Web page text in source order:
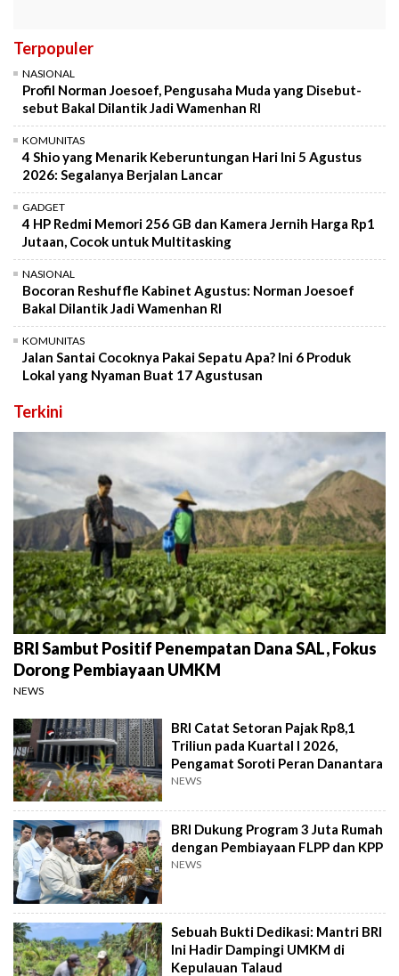
Terpopuler
NASIONAL
Profil Norman Joesoef, Pengusaha Muda yang Disebut-
sebut Bakal Dilantik Jadi Wamenhan RI
KOMUNITAS
4 Shio yang Menarik Keberuntungan Hari Ini 5 Agustus
2026: Segalanya Berjalan Lancar
GADGET
4 HP Redmi Memori 256 GB dan Kamera Jernih Harga Rp1
Jutaan, Cocok untuk Multitasking
NASIONAL
Bocoran Reshuffle Kabinet Agustus: Norman Joesoef
Bakal Dilantik Jadi Wamenhan RI
KOMUNITAS
Jalan Santai Cocoknya Pakai Sepatu Apa? Ini 6 Produk
Lokal yang Nyaman Buat 17 Agustusan
Terkini
BRI Sambut Positif Penempatan Dana SAL, Fokus
Dorong Pembiayaan UMKM
NEWS
BRI Catat Setoran Pajak Rp8,1
Triliun pada Kuartal I 2026,
Pengamat Soroti Peran Danantara
NEWS
BRI Dukung Program 3 Juta Rumah
dengan Pembiayaan FLPP dan KPP
NEWS
Sebuah Bukti Dedikasi: Mantri BRI
Ini Hadir Dampingi UMKM di
Kepulauan Talaud